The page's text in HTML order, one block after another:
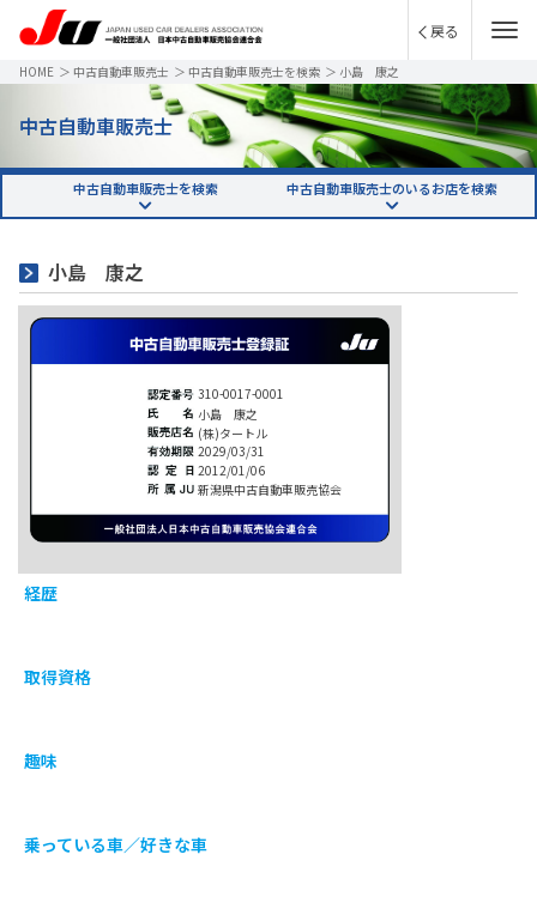
戻る
HOME ＞ 中古自動車販売士 ＞ 中古自動車販売士を検索 ＞ 小島 康之
中古自動車販売士
中古自動車販売士を検索 中古自動車販売士のいるお店を検索
小島 康之
310-0017-0001
小島 康之
(株)タートル
2029/03/31
2012/01/06
新潟県中古自動車販売協会
経歴
取得資格
趣味
乗っている車／好きな車